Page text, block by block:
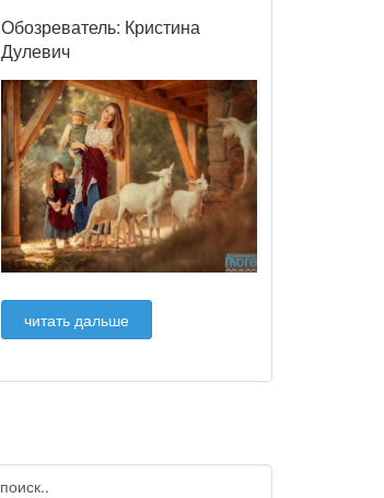
Обозреватель: Кристина
Дулевич
читать дальше